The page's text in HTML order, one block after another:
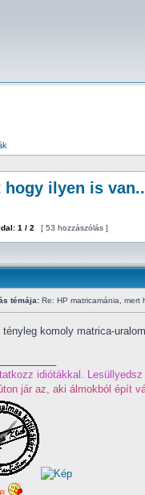
hogy ilyen is
1 / 2 [ 53 hozzászólás ]
témája: Re: HP matricamánia, mert
tényleg komoly matrica-
idiótákkal.
jár az, aki álmokból épít